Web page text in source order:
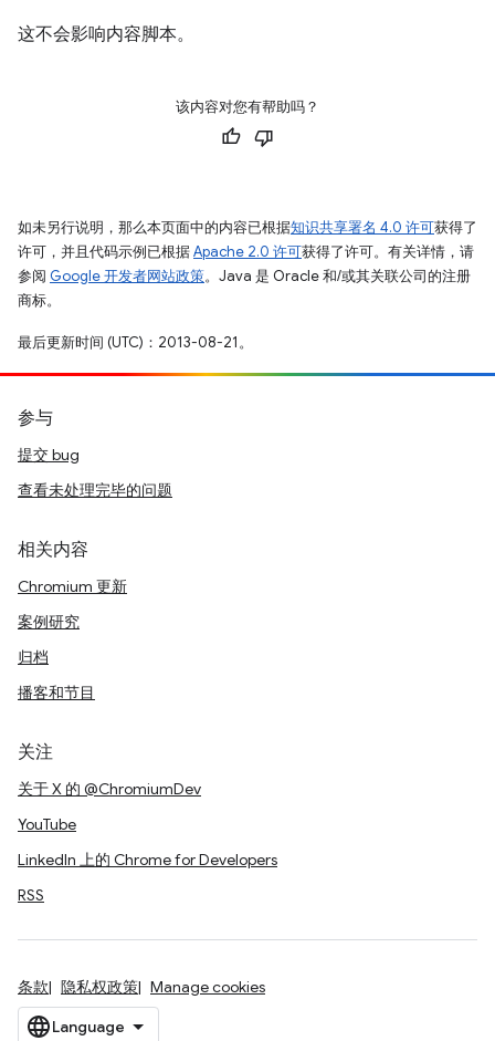
这不会影响内容脚本。
该内容对您有帮助吗？
如未另行说明，那么本页面中的内容已根据知识共享署名 4.0 许可获得了
许可，并且代码示例已根据Apache 2.0 许可获得了许可。有关详情，请
参阅 Google 开发者网站政策。Java 是 Oracle 和/或其关联公司的注册
商标。
最后更新时间 (UTC)：2013-08-21。
参与
提交 bug
查看未处理完毕的问题
相关内容
Chromium 更新
案例研究
归档
播客和节目
关注
关于 X 的 @ChromiumDev
YouTube
LinkedIn 上的 Chrome for Developers
RSS
条款 隐私权政策 Manage cookies